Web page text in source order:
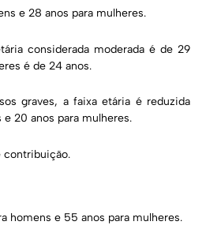
e 28 anos para mulheres.
considerada moderada é de 29
é de 24 anos.
graves, a faixa etária é reduzida
e 20 anos para mulheres.
contribuição.
homens e 55 anos para mulheres.